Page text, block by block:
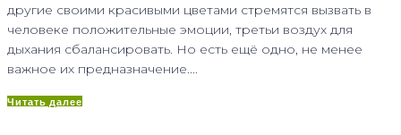
другие своими красивыми цветами стремятся вызвать в
человеке положительные эмоции, третьи воздух для
дыхания сбалансировать. Но есть ещё одно, не менее
важное их предназначение....
Читать далее